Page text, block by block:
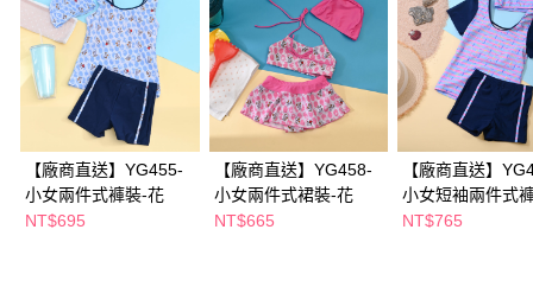
後付繳納相關費用。
※ 交易是否成功請以「AFTEE先享後付 」之結帳頁面顯示為準，若有關於
是否繳費成功／繳費後需取消欲退款等相關疑問，請聯繫「AFTEE先享後付
客戶支援中心」https://netprotections.freshdesk.com/support/home
【注意事項】
１．透過由恩沛科技股份有限公司提供之「AFTEE先享後付」服務完成之交
易，需依本服務之必要範圍內提供個人資料，並將交易相關給付款項請求債
權轉讓予恩沛科技股份有限公司。
２．關於個人資料處理事宜，請瀏覽以下網址：
https://aftee.tw/terms/#terms3
【廠商直送】YG455-
小女兩件式褲裝-花
NT$695
【廠商直送】YG458-
小女兩件式裙裝-花
NT$665
【廠商直送】
小女短袖兩件式
花
NT$765